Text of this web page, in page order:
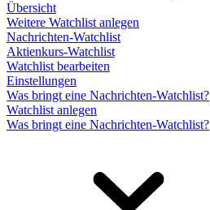
Übersicht
Weitere Watchlist anlegen
Nachrichten-Watchlist
Aktienkurs-Watchlist
Watchlist bearbeiten
Einstellungen
Was bringt eine Nachrichten-Watchlist?
Watchlist anlegen
Was bringt eine Nachrichten-Watchlist?